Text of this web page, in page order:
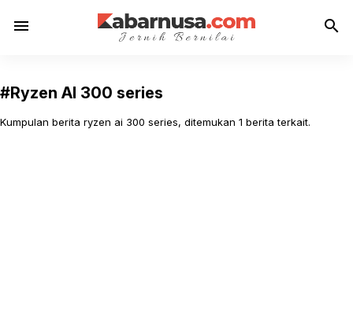
menu search
#Ryzen AI 300 series
Kumpulan berita ryzen ai 300 series, ditemukan 1 berita terkait.